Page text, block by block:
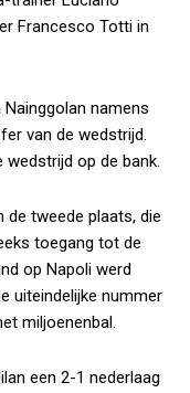
Francesco Totti in
Nainggolan namens
van de wedstrijd.
op de bank.
de tweede plaats, die
toegang tot de
op Napoli werd
uiteindelijke nummer
miljoenenbal.
een 2-1 nederlaag